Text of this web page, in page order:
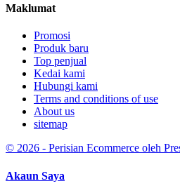
Maklumat
Promosi
Produk baru
Top penjual
Kedai kami
Hubungi kami
Terms and conditions of use
About us
sitemap
© 2026 - Perisian Ecommerce oleh
Akaun Saya